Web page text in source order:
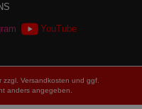
YouTube
zzgl. Versandkosten und ggf.
anders angegeben.